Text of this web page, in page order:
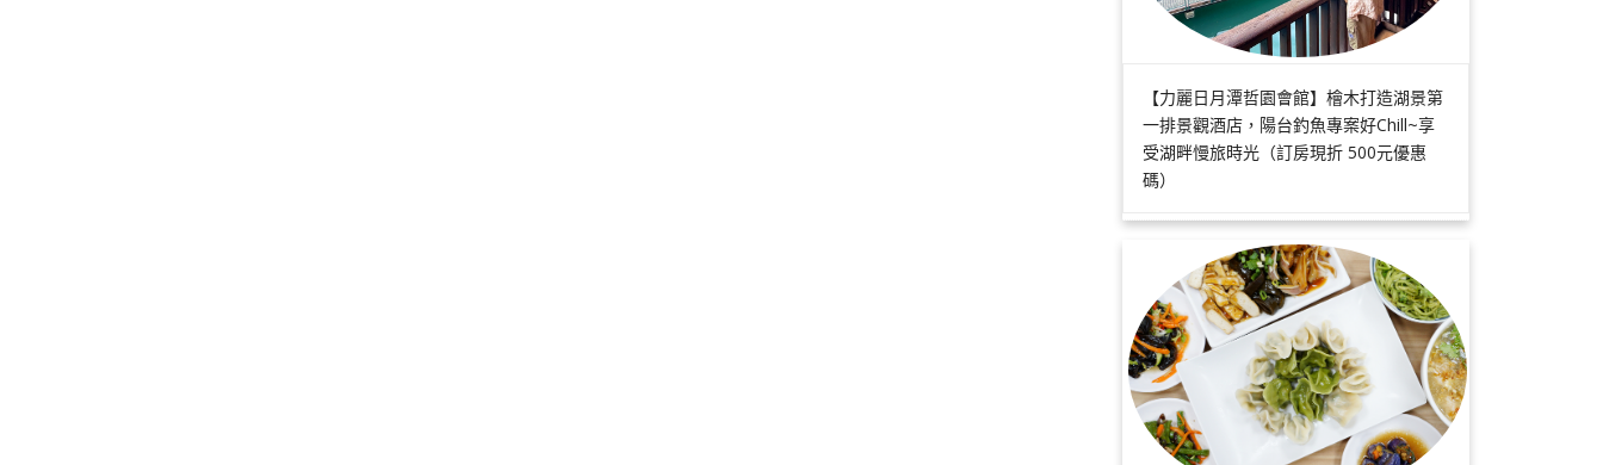
【力麗日月潭哲園會館】檜木打造湖景第
一排景觀酒店，陽台釣魚專案好Chill~享
受湖畔慢旅時光（訂房現折 500元優惠
碼）